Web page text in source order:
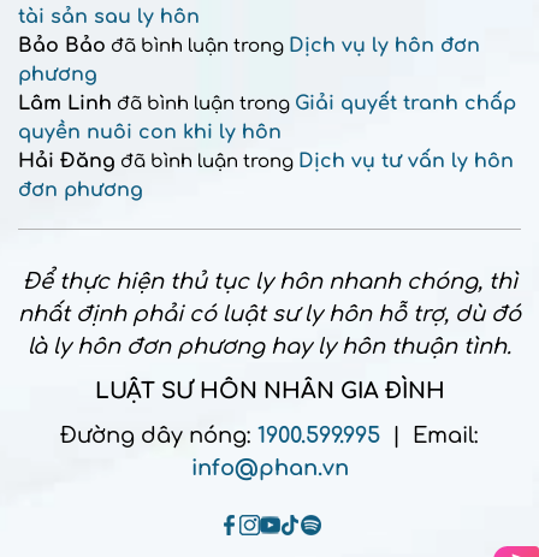
tài sản sau ly hôn
Bảo Bảo đã bình luận trong Dịch vụ ly hôn đơn
phương
Lâm Linh đã bình luận trong Giải quyết tranh chấp
quyền nuôi con khi ly hôn
Hải Đăng đã bình luận trong Dịch vụ tư vấn ly hôn
đơn phương
Để thực hiện thủ tục ly hôn nhanh chóng, thì
nhất định phải có luật sư ly hôn hỗ trợ, dù đó
là ly hôn đơn phương hay ly hôn thuận tình.
LUẬT SƯ HÔN NHÂN GIA ĐÌNH
Đường dây nóng: 1900.599.995 | Email:
info@phan.vn